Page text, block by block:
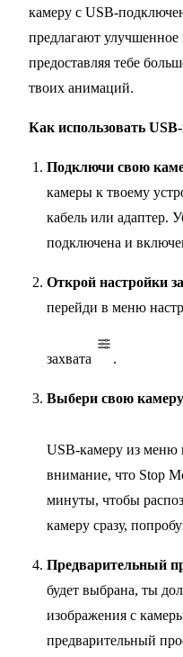
камеру с USB-
предлагают улучшенное
предоставляя тебе
твоих анимаций.
Как использовать
Подключи свою
камеры к твоему
кабель или адаптер.
подключена и
Открой настройки
перейди в меню
захвата .
Выбери свою
USB-камеру из меню
внимание, что Stop
минуты, чтобы
камеру сразу,
Предварительный
будет выбрана, ты
изображения с
предварительный